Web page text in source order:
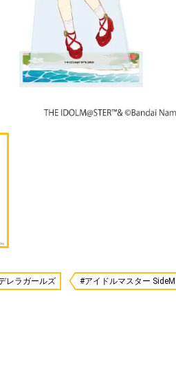
レラガールズ #アイドルマスター SideM